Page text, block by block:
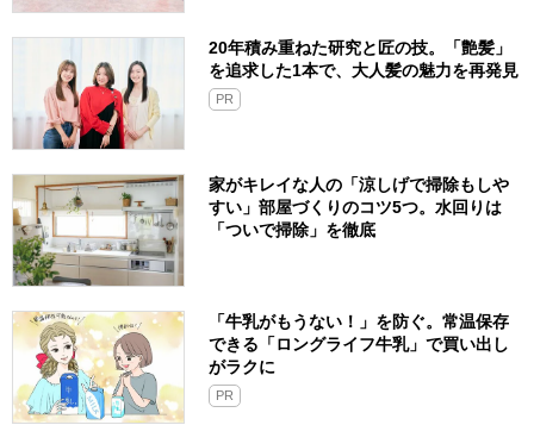
20年積み重ねた研究と匠の技。「艶髪」
を追求した1本で、大人髪の魅力を再発見
PR
家がキレイな人の「涼しげで掃除もしや
すい」部屋づくりのコツ5つ。水回りは
「ついで掃除」を徹底
「牛乳がもうない！」を防ぐ。常温保存
できる「ロングライフ牛乳」で買い出し
がラクに
PR